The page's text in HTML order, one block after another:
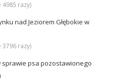
razy)
nad Jeziorem Głębokie w
razy)
sprawie psa pozostawionego